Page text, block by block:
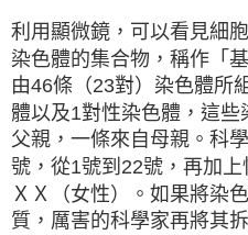
利用顯微鏡，可以看見細
染色體的集合物，稱作「
由46條（23對）染色體所
體以及1對性染色體，這
父親，一條來自母親。科
號，從1號到22號，再加
ＸＸ（女性）。如果將染
質，厲害的科學家再將其